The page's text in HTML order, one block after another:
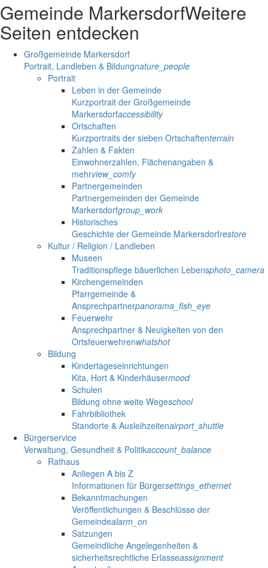
Gemeinde MarkersdorfWeitere
Seiten entdecken
Großgemeinde Markersdorf
Portrait, Landleben & Bildungnature_people
Portrait
Leben in der Gemeinde
Kurzportrait der Großgemeinde
Markersdorfaccessibility
Ortschaften
Kurzportraits der sieben Ortschaftenterrain
Zahlen & Fakten
Einwohnerzahlen, Flächenangaben &
mehrview_comfy
Partnergemeinden
Partnergemeinden der Gemeinde
Markersdorfgroup_work
Historisches
Geschichte der Gemeinde Markersdorfrestore
Kultur / Religion / Landleben
Museen
Traditionspflege bäuerlichen Lebensphoto_camera
Kirchengemeinden
Pfarrgemeinde &
Ansprechpartnerpanorama_fish_eye
Feuerwehr
Ansprechpartner & Neuigkeiten von den
Ortsfeuerwehrenwhatshot
Bildung
Kindertageseinrichtungen
Kita, Hort & Kinderhäusermood
Schulen
Bildung ohne weite Wegeschool
Fahrbibliothek
Standorte & Ausleihzeitenairport_shuttle
Bürgerservice
Verwaltung, Gesundheit & Politikaccount_balance
Rathaus
Anliegen A bis Z
Informationen für Bürgersettings_ethernet
Bekanntmachungen
Veröffentlichungen & Beschlüsse der
Gemeindealarm_on
Satzungen
Gemeindliche Angelegenheiten &
sicherheitsrechtliche Erlasseassignment